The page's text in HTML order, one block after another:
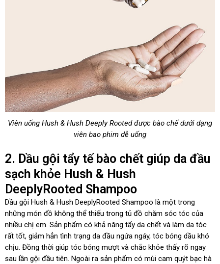
Viên uống Hush & Hush Deeply Rooted được bào chế dưới dạng
viên bao phim dễ uống
2. Dầu gội tẩy tế bào chết giúp da đầu
sạch khỏe Hush & Hush
DeeplyRooted Shampoo
Dầu gội Hush & Hush DeeplyRooted Shampoo là một trong
những món đồ không thể thiếu trong tủ đồ chăm sóc tóc của
nhiều chị em. Sản phẩm có khả năng tẩy da chết và làm da tóc
rất tốt, giảm hẳn tình trạng da đầu ngứa ngáy, tóc bóng dầu khó
chịu. Đồng thời giúp tóc bóng mượt và chắc khỏe thấy rõ ngay
sau lần gội đầu tiên. Ngoài ra sản phẩm có mùi cam quýt bạc hà